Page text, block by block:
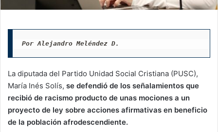
Por Alejandro Meléndez D.
La diputada del Partido Unidad Social Cristiana (PUSC),
María Inés Solís, se defendió de los señalamientos que
recibió de racismo producto de unas mociones a un
proyecto de ley sobre acciones afirmativas en beneficio
de la población afrodescendiente.